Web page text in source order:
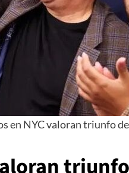
en NYC valoran triunfo